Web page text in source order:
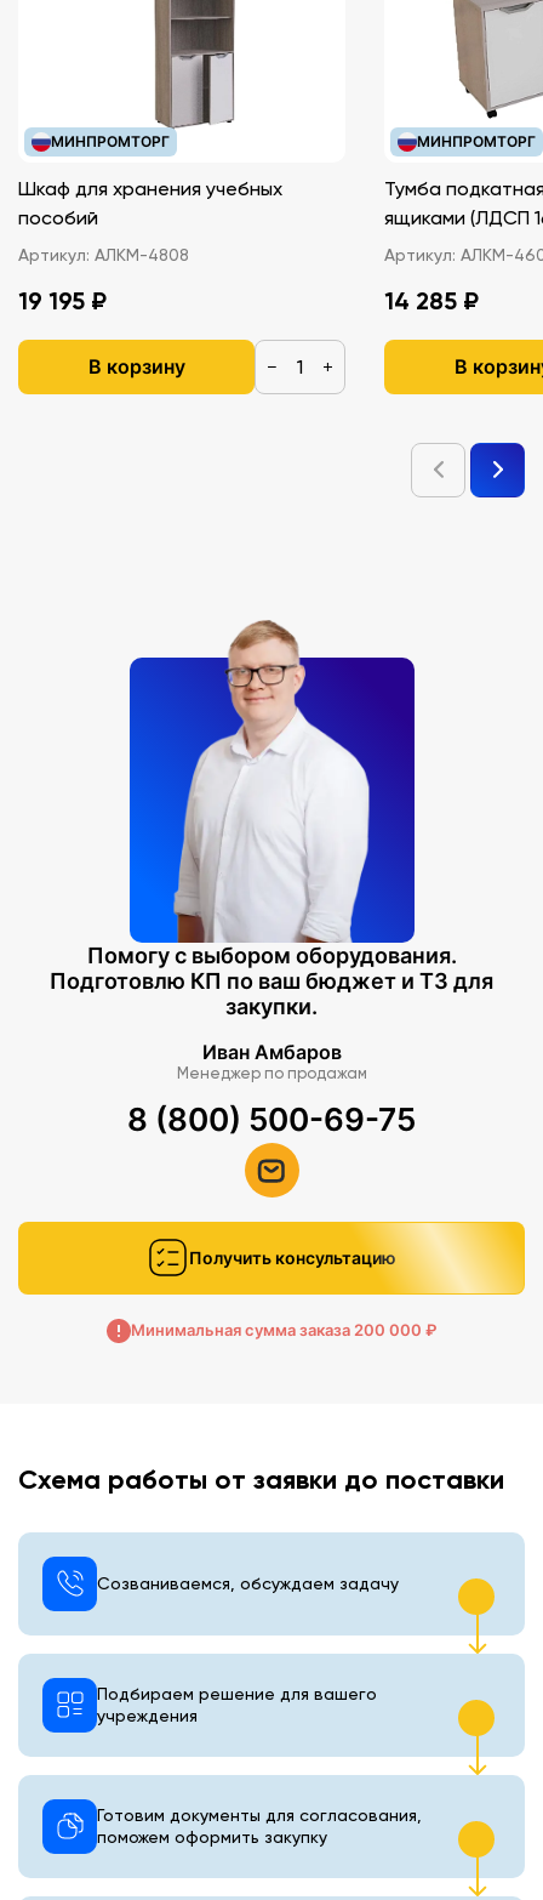
МИНПРОМТОРГ
Шкаф для хранения учебных
пособий
Артикул: АЛКМ-4808
19 195 ₽
В корзину − +
МИНПРОМТОРГ
Тумба
ящиками
Артикул: АЛКМ-
14 285 ₽
В
Помогу с выбором оборудования.
Подготовлю КП по ваш бюджет и ТЗ для
закупки.
Иван Амбаров
Менеджер по продажам
8 (800) 500-69-75
Получить консультацию
Минимальная сумма заказа 200 000 ₽
Схема работы от заявки до поставки
Созваниваемся, обсуждаем задачу
Подбираем решение для вашего
учреждения
Готовим документы для согласования,
поможем оформить закупку